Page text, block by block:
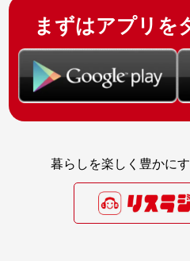
まずはアプリを
暮らしを楽しく豊かに